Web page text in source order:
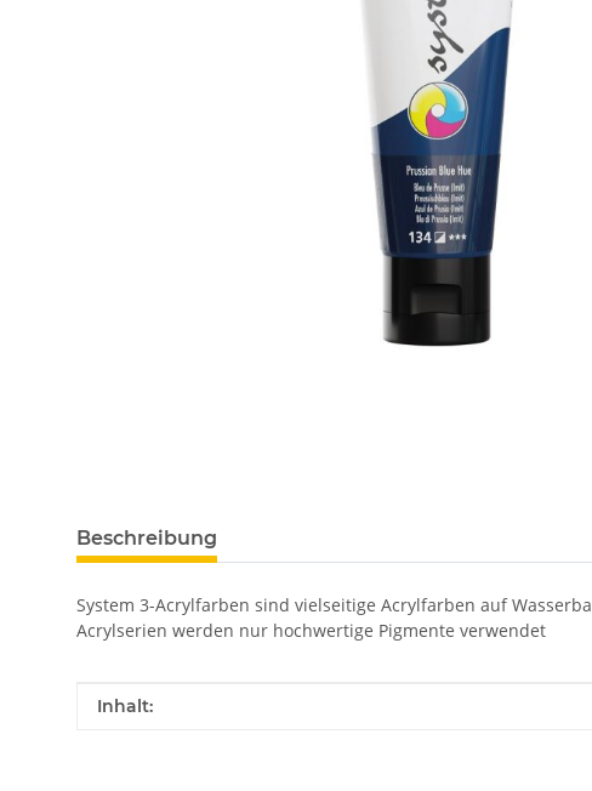
Beschreibung
System 3-Acrylfarben sind vielseitige Acrylfarben auf
Acrylserien werden nur hochwertige Pigmente verwendet
Produkteigenschaft
Wert
Inhalt: